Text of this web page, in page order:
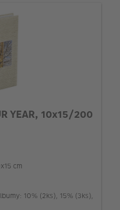
YEAR, 10x15/200
cm
10% (2ks), 15% (3ks),